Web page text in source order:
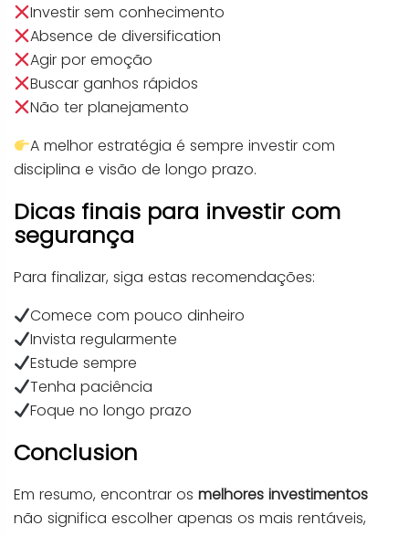
Investir sem conhecimento
Absence de diversification
Agir por emoção
Buscar ganhos rápidos
Não ter planejamento
A melhor estratégia é sempre investir com
disciplina e visão de longo prazo.
Dicas finais para investir com
segurança
Para finalizar, siga estas recomendações:
Comece com pouco dinheiro
Invista regularmente
Estude sempre
Tenha paciência
Foque no longo prazo
Conclusion
Em resumo, encontrar os melhores investimentos
não significa escolher apenas os mais rentáveis,